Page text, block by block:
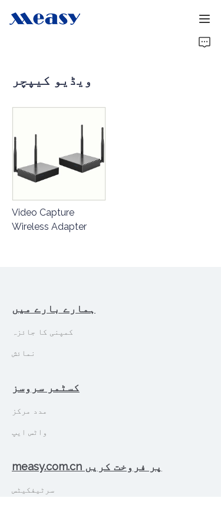
ویڈیو کیپچر
Video Capture
Wireless Adapter
ہمارے بارے میں
کمپنی کا جائزہ
نمائش
کسٹمر سروسز
مدد مرکز
واٹس ایپ
measy.com.cn پر فروخت کریں
مصنوعات
خبریں
مدد